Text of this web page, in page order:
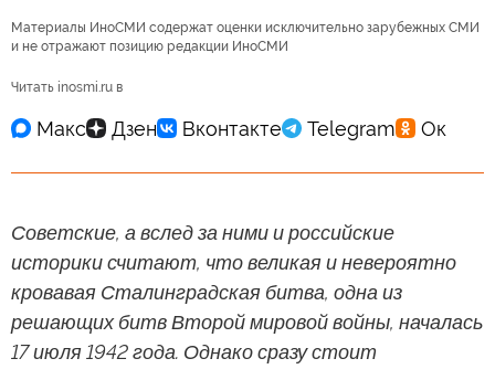
Материалы ИноСМИ содержат оценки исключительно зарубежных СМИ
и не отражают позицию редакции ИноСМИ
Читать inosmi.ru в
Советские, а вслед за ними и российские
историки считают, что великая и невероятно
кровавая Сталинградская битва, одна из
решающих битв Второй мировой войны, началась
17 июля 1942 года. Однако сразу стоит